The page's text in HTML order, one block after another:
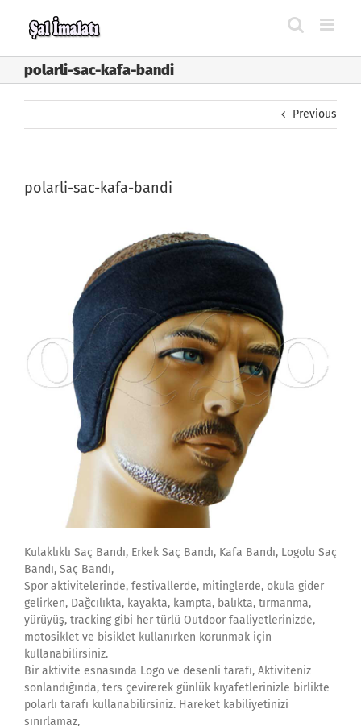
content
polarli-sac-kafa-bandi
Previous
polarli-sac-kafa-bandi
Kulaklıklı Saç Bandı, Erkek Saç Bandı, Kafa Bandı, Logolu Saç
Bandı, Saç Bandı,
Spor aktivitelerinde, festivallerde, mitinglerde, okula gider
gelirken, Dağcılıkta, kayakta, kampta, balıkta, tırmanma,
yürüyüş, tracking gibi her türlü Outdoor faaliyetlerinizde,
motosiklet ve bisiklet kullanırken korunmak için
kullanabilirsiniz.
Bir aktivite esnasında Logo ve desenli tarafı, Aktiviteniz
sonlandığında, ters çevirerek günlük kıyafetlerinizle birlikte
polarlı tarafı kullanabilirsiniz. Hareket kabiliyetinizi
sınırlamaz,